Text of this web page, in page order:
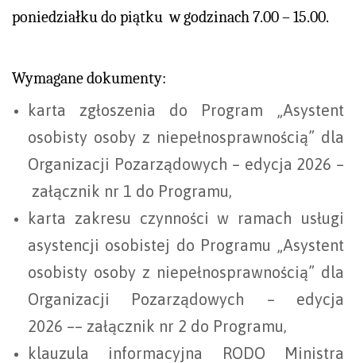
poniedziałku do piątku w godzinach 7.00 – 15.00.
Wymagane dokumenty:
karta zgłoszenia do Program „Asystent
osobisty osoby z niepełnosprawnością” dla
Organizacji Pozarządowych – edycja 2026 –
załącznik nr 1 do Programu,
karta zakresu czynności w ramach usługi
asystencji osobistej do Programu „Asystent
osobisty osoby z niepełnosprawnością” dla
Organizacji Pozarządowych – edycja
2026 –– załącznik nr 2 do Programu,
klauzula informacyjna RODO Ministra